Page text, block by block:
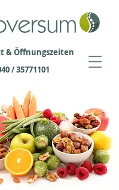
/ 35771101
& Öffnungszeiten